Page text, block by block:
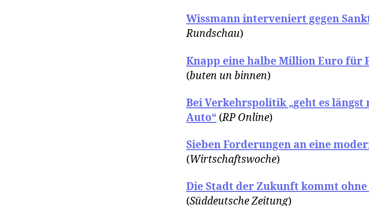
Wissmann interveniert gegen
Rundschau)
Knapp eine halbe Million Euro für
(buten un binnen)
Bei Verkehrspolitik „geht es
Auto“ (RP Online)
Sieben Forderungen an eine
(Wirtschaftswoche)
Die Stadt der Zukunft kommt
(Süddeutsche Zeitung)